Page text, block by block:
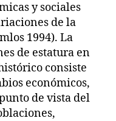
y sociales
de la
1994). La
de estatura en
consiste
económicos,
de vista del